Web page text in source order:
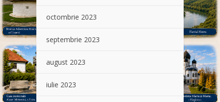
octombrie 2023
septembrie 2023
august 2023
iulie 2023